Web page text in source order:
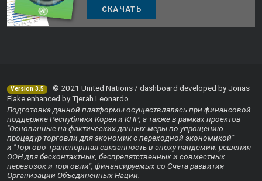
СКАЧАТЬ
Version 3.5
© 2021 United Nations / dashboard developed by Jonas
Flake enhanced by Tjerah Leonardo
Подготовка данной платформы осуществлялась при финансовой
поддержке Республики Корея и КНР, а также в рамках проектов
"Основанные на фактических данных меры по упрощению
процедур торговли для экономик с переходной экономикой"
и "Торгово-транспортная связанность в эпоху пандемии: решения
ООН для бесконтактных, беспрепятственных и совместных
перевозок и торговли", финансируемых со Счета развития
Организации Объединенных Наций.